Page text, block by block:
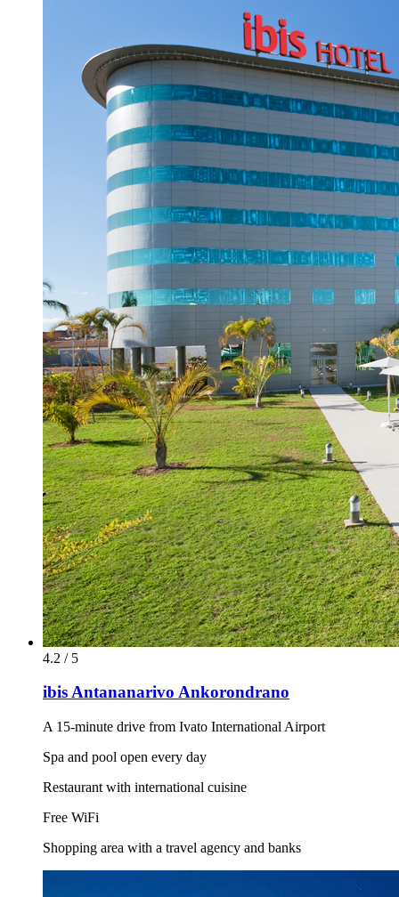
4.2 / 5
ibis Antananarivo Ankorondrano
A 15-minute drive from Ivato International Airport
Spa and pool open every day
Restaurant with international cuisine
Free WiFi
Shopping area with a travel agency and banks